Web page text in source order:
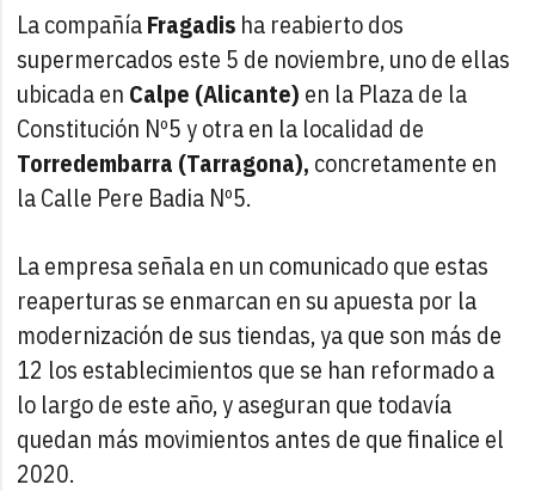
La compañíaFragadis ha reabierto dos
supermercados este 5 de noviembre, uno de ellas
ubicada en Calpe (Alicante) en la Plaza de la
Constitución Nº5 y otra en la localidad de
Torredembarra (Tarragona), concretamente en
la Calle Pere Badia Nº5.
La empresa señala en un comunicado que estas
reaperturas se enmarcan en su apuesta por la
modernización de sus tiendas, ya que son más de
12 los establecimientos que se han reformado a
lo largo de este año, y aseguran que todavía
quedan más movimientos antes de que finalice el
2020.